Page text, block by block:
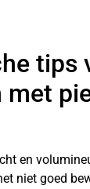
tips
met
en
niet goed